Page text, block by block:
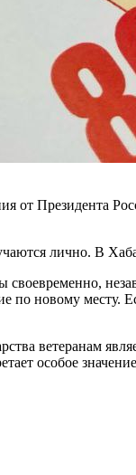
от Президента
лично. В
новому месту.
ветеранам
особое